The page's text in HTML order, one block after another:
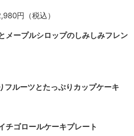
円（税込）
メープルシロップのしみしみフレン
ルーツとたっぷりカップケーキ
チゴロールケーキプレート